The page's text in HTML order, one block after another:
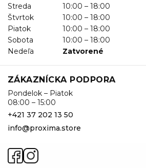
Streda
10:00 – 18:00
Štvrtok
10:00 – 18:00
Piatok
10:00 – 18:00
Sobota
10:00 – 18:00
Nedeľa
Zatvorené
ZÁKAZNÍCKA PODPORA
Pondelok – Piatok
08:00 – 15:00
+421 37 202 13 50
info@proxima.store